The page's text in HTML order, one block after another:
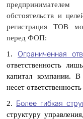
обстоятельств и
регистрация ТОВ
перед ФОП:
1. Ограниченная
ответственность
капитал компании.
несет
2. Более гибкая
структуру